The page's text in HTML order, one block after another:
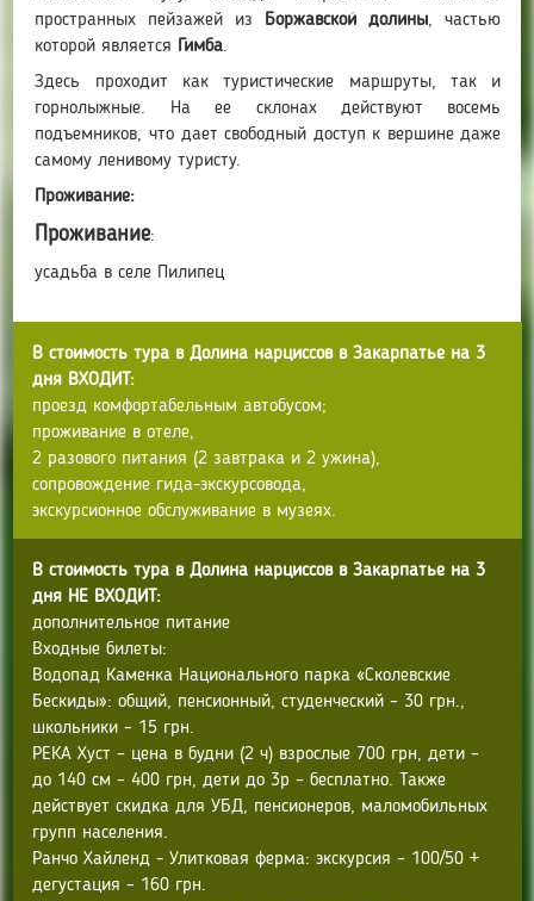
пространных пейзажей из Боржавской долины, частью
которой является Гимба.
Здесь проходит как туристические маршруты, так и
горнолыжные. На ее склонах действуют восемь
подъемников, что дает свободный доступ к вершине даже
самому ленивому туристу.
Проживание:
Проживание:
усадьба в селе Пилипец
В стоимость тура в Долина нарциссов в Закарпатье на 3
дня ВХОДИТ:
проезд комфортабельным автобусом;
проживание в отеле,
2 разового питания (2 завтрака и 2 ужина),
сопровождение гида-экскурсовода,
экскурсионное обслуживание в музеях.
В стоимость тура в Долина нарциссов в Закарпатье на 3
дня НЕ ВХОДИТ:
дополнительное питание
Входные билеты:
Водопад Каменка Национального парка «Сколевские
Бескиды»: общий, пенсионный, студенческий – 30 грн.,
школьники – 15 грн.
РЕКА Хуст – цена в будни (2 ч) взрослые 700 грн, дети –
до 140 см – 400 грн, дети до 3р – бесплатно. Также
действует скидка для УБД, пенсионеров, маломобильных
групп населения.
Ранчо Хайленд - Улитковая ферма: экскурсия – 100/50 +
дегустация – 160 грн.